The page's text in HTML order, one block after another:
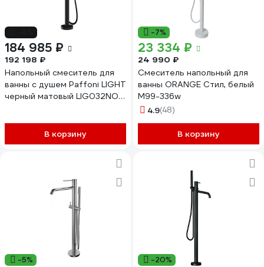
184 985 ₽
192 198 ₽
Напольный смеситель для
ванны с душем Paffoni LIGHT
черный матовый LIG032NO
В корзину
-7%
23 334 ₽
24 990 ₽
Смеситель напольный для
ванны ORANGE Стил, белый
M99-336w
4.9(48)
В корзину
-5% -20%